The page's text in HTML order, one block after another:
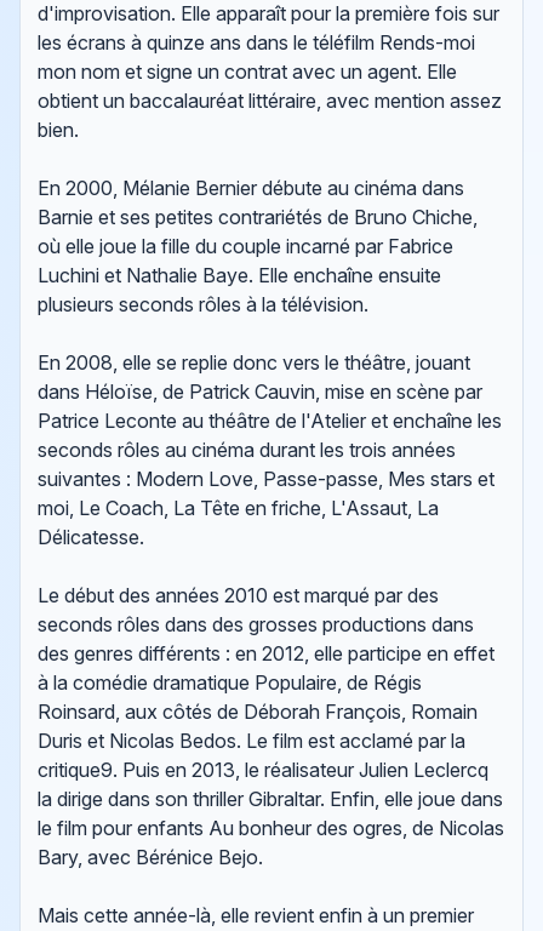
d'improvisation. Elle apparaît pour la première fois sur
les écrans à quinze ans dans le téléfilm Rends-moi
mon nom et signe un contrat avec un agent. Elle
obtient un baccalauréat littéraire, avec mention assez
bien.
En 2000, Mélanie Bernier débute au cinéma dans
Barnie et ses petites contrariétés de Bruno Chiche,
où elle joue la fille du couple incarné par Fabrice
Luchini et Nathalie Baye. Elle enchaîne ensuite
plusieurs seconds rôles à la télévision.
En 2008, elle se replie donc vers le théâtre, jouant
dans Héloïse, de Patrick Cauvin, mise en scène par
Patrice Leconte au théâtre de l'Atelier et enchaîne les
seconds rôles au cinéma durant les trois années
suivantes : Modern Love, Passe-passe, Mes stars et
moi, Le Coach, La Tête en friche, L'Assaut, La
Délicatesse.
Le début des années 2010 est marqué par des
seconds rôles dans des grosses productions dans
des genres différents : en 2012, elle participe en effet
à la comédie dramatique Populaire, de Régis
Roinsard, aux côtés de Déborah François, Romain
Duris et Nicolas Bedos. Le film est acclamé par la
critique9. Puis en 2013, le réalisateur Julien Leclercq
la dirige dans son thriller Gibraltar. Enfin, elle joue dans
le film pour enfants Au bonheur des ogres, de Nicolas
Bary, avec Bérénice Bejo.
Mais cette année-là, elle revient enfin à un premier